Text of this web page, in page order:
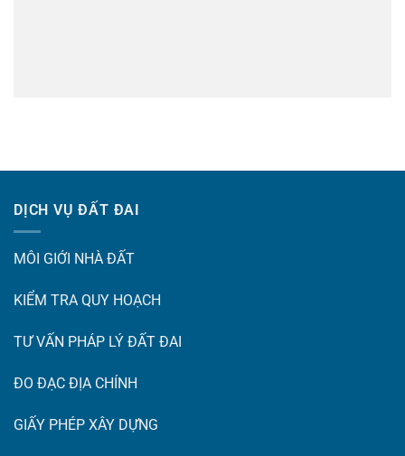
DỊCH VỤ ĐẤT ĐAI
MÔI GIỚI NHÀ ĐẤT
KIỂM TRA QUY HOẠCH
TƯ VẤN PHÁP LÝ ĐẤT ĐAI
ĐO ĐẠC ĐỊA CHÍNH
GIẤY PHÉP XÂY DỰNG